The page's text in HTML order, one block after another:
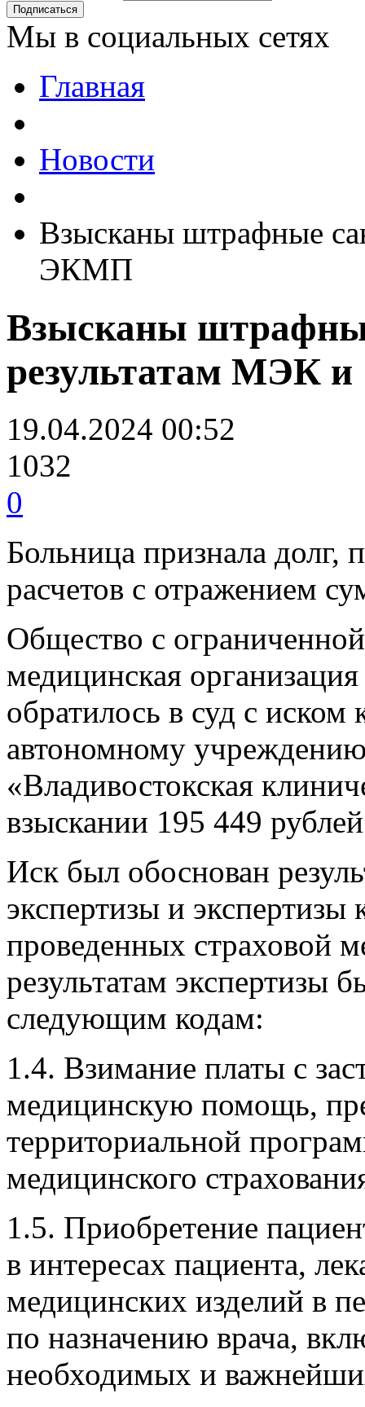
Подписаться
Мы в социальных сетях
Главная
Новости
Взысканы штрафные
ЭКМП
Взысканы
результатам МЭК
19.04.2024 00:52
1032
0
Больница признала долг,
расчетов с отражением
Общество с
медицинская
обратилось в суд с иском
автономному
«Владивостокская
взыскании 195 449
Иск был обоснован
экспертизы и
проведенных страховой
результатам экспертизы
следующим кодам:
1.4. Взимание платы с
медицинскую помощь,
территориальной
медицинского
1.5. Приобретение
в интересах пациента,
медицинских изделий в
по назначению врача,
необходимых и